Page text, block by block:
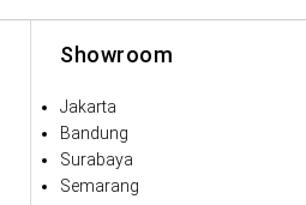
Showroom
Jakarta
Bandung
Surabaya
Semarang